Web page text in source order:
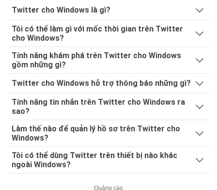
Twitter cho Windows là gì?
Tôi có thể làm gì với mốc thời gian trên Twitter
cho Windows?
Tính năng khám phá trên Twitter cho Windows
gồm những gì?
Twitter cho Windows hỗ trợ thông báo những gì?
Tính năng tin nhắn trên Twitter cho Windows ra
sao?
Làm thế nào để quản lý hồ sơ trên Twitter cho
Windows?
Tôi có thể dùng Twitter trên thiết bị nào khác
ngoài Windows?